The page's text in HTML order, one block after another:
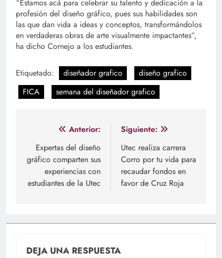
“Estamos acá para celebrar su talento y dedicación a la
profesión del diseño gráfico, pues sus habilidades son
las que dan vida a ideas y conceptos, transformándolos
en verdaderas obras de arte visualmente impactantes”,
ha dicho Cornejo a los estudiantes.
Etiquetado: diseñador grafico
diseño grafico
FICA
semana del diseñador grafico
Navegación
de
entradas
Anterior:
Expertas del diseño
gráfico comparten sus
experiencias con
estudiantes de la Utec
Siguiente:
Utec realiza carrera
Corro por tu vida para
recaudar fondos en
favor de Cruz Roja
DEJA UNA RESPUESTA